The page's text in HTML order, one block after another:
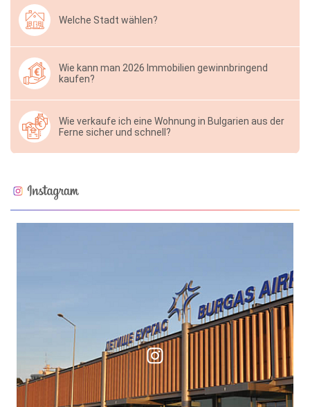
Welche Stadt wählen?
Wie kann man 2026 Immobilien gewinnbringend
kaufen?
Wie verkaufe ich eine Wohnung in Bulgarien aus der
Ferne sicher und schnell?